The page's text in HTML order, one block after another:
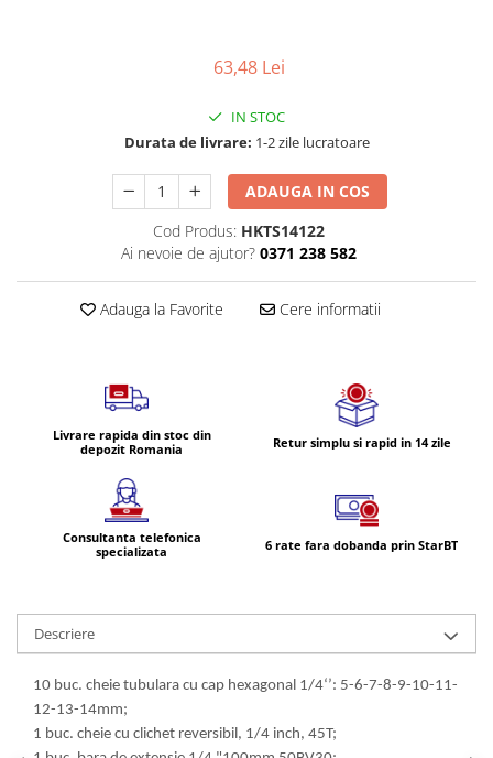
Scania R S G P Next Generation
Volvo Aero
Volvo FH 4 Euro 6
Lumini, Becuri, Proiectoare
Accesorii iluminare LED camioane
Bare LED (LED Bar) off-road, auto
si camion
Becuri Led Auto
Becuri Xenon Auto
Seturi de Becuri Auto
Faruri Camioane, Utilaje &
Tractoare
63,48 Lei
IN STOC
Durata de livrare: 1-2 zile lucratoare
ADAUGA IN COS
Cod Produs: HKTS14122
Ai nevoie de ajutor? 0371 238 582
Adauga la Favorite Cere informatii
Livrare rapida din stoc din
depozit Romania
Retur simplu si rapid in 14 zile
Consultanta telefonica
specializata
6 rate fara dobanda prin StarBT
Descriere
10 buc. cheie tubulara cu cap hexagonal 1/4‘’: 5-6-7-8-9-10-11-
12-13-14mm;
1 buc. cheie cu clichet reversibil, 1/4 inch, 45T;